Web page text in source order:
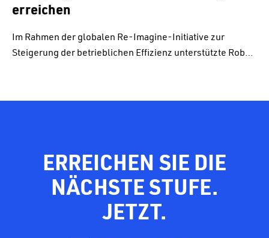
erreichen
Im Rahmen der globalen Re-Imagine-Initiative zur
Steigerung der betrieblichen Effizienz unterstützte Rob…
ERREICHEN SIE DIE
NÄCHSTE STUFE.
JETZT.